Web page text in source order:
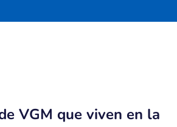
VGM que viven en la